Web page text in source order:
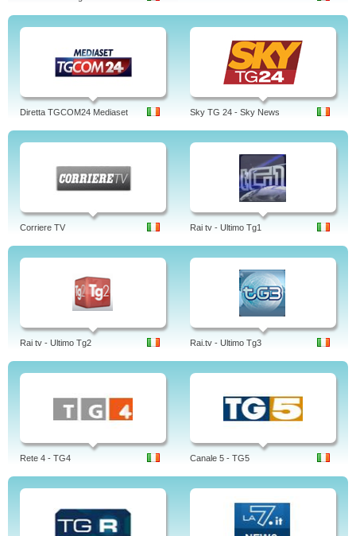
Diretta TGCOM24 Mediaset Sky TG 24 - Sky News
Corriere TV Rai tv - Ultimo Tg1
Rai tv - Ultimo Tg2 Rai.tv - Ultimo Tg3
Rete 4 - TG4 Canale 5 - TG5